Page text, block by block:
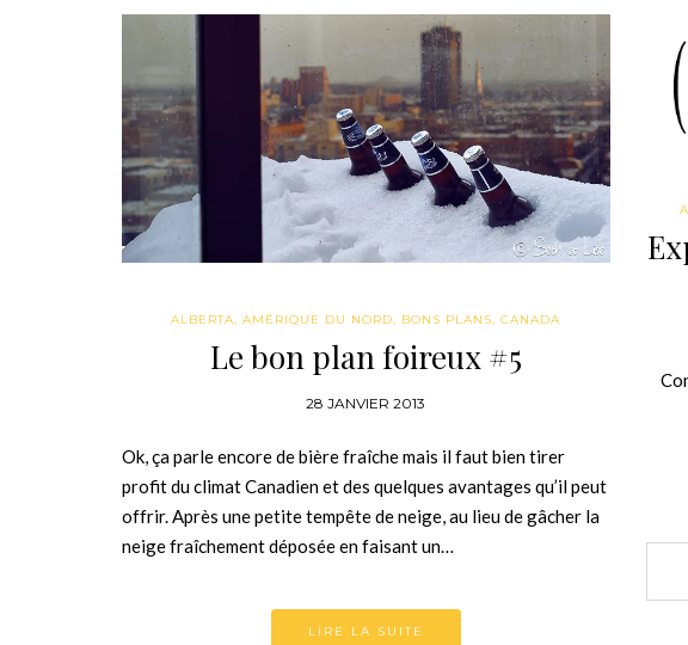
ALBERTA,AMÉRIQUE DU NORD, BONS PLANS,CANADA
Le bon plan foireux #5
28 JANVIER 2013
Ok, ça parle encore de bière fraîche mais il faut bien tirer
profit du climat Canadien et des quelques avantages qu’il peut
offrir. Après une petite tempête de neige, au lieu de gâcher la
neige fraîchement déposée en faisant un…
LIRE LA SUITE